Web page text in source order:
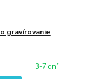
gravírovanie
3-7 dní